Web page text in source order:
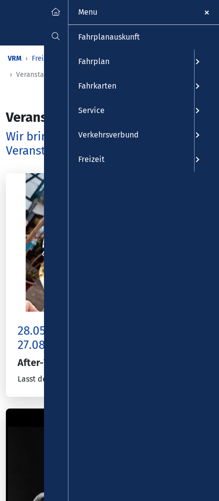
VRM Freizeit
Veranstaltungen & Kalender
Veranstaltungen
Veranstaltungen
Wir bringen Sie zu den schönsten
Veranstaltungen – und wieder zurück
28.05.26 -
27.08.26
After-Work-Party
Lasst den Donnerstag zum kleinen Freitag werden!
Menu
Fahrplanauskunft
Fahrplan
Fahrkarten
Service
Verkehrsverbund
Freizeit